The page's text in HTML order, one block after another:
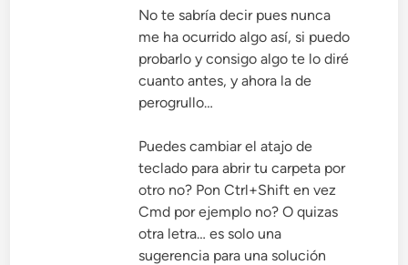
No te sabría decir pues nunca
me ha ocurrido algo así, si puedo
probarlo y consigo algo te lo diré
cuanto antes, y ahora la de
perogrullo…
Puedes cambiar el atajo de
teclado para abrir tu carpeta por
otro no? Pon Ctrl+Shift en vez
Cmd por ejemplo no? O quizas
otra letra… es solo una
sugerencia para una solución